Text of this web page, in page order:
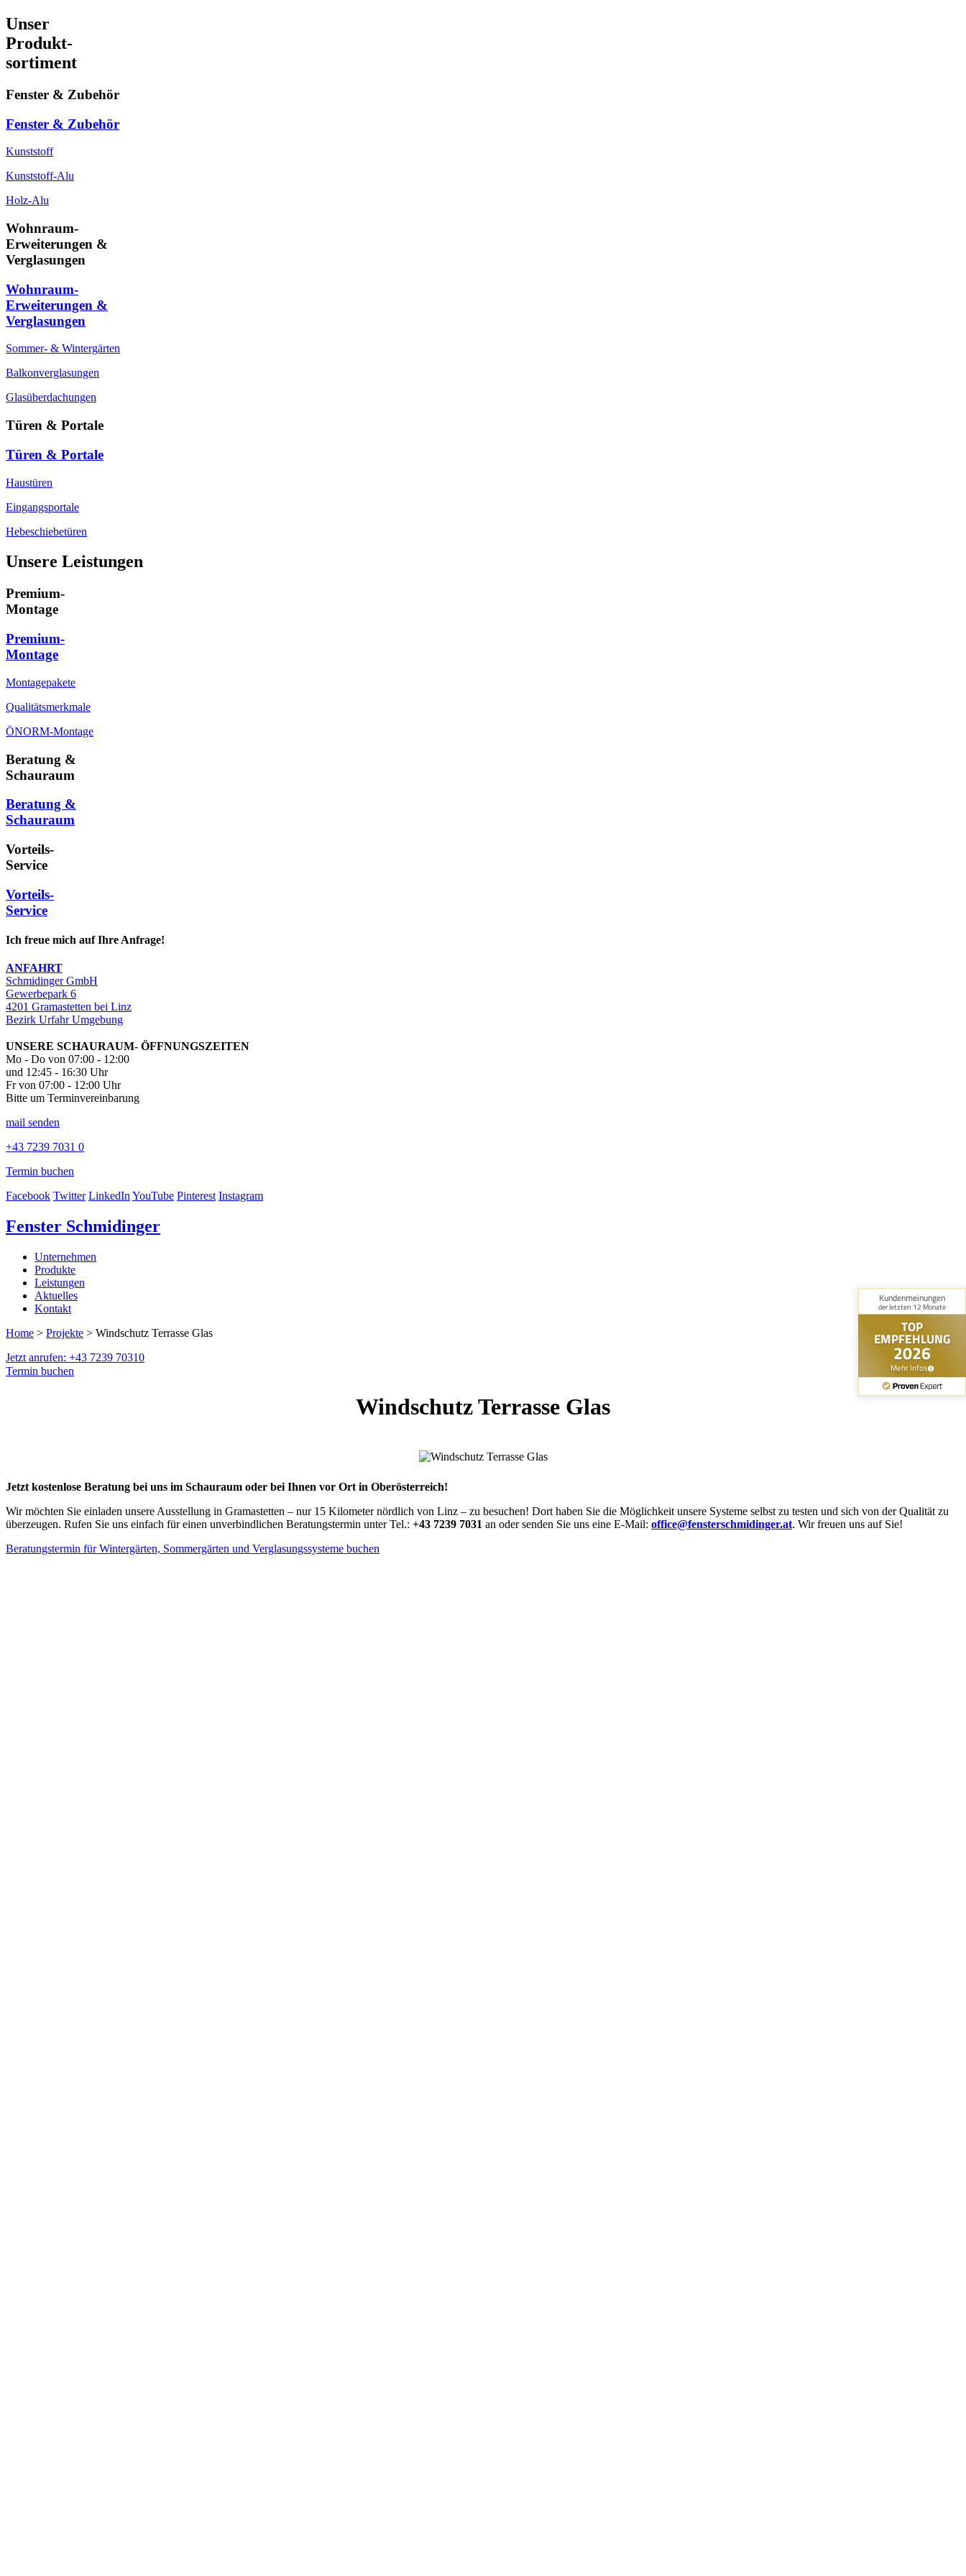
Unser
Produkt-
sortiment
Fenster & Zubehör
Fenster & Zubehör
Kunststoff
Kunststoff-Alu
Holz-Alu
Wohnraum-
Erweiterungen &
Verglasungen
Wohnraum-
Erweiterungen &
Verglasungen
Sommer- & Wintergärten
Balkonverglasungen
Glasüberdachungen
Türen & Portale
Türen & Portale
Haustüren
Eingangsportale
Hebeschiebetüren
Unsere Leistungen
Premium-
Montage
Premium-
Montage
Montagepakete
Qualitätsmerkmale
ÖNORM-Montage
Beratung &
Schauraum
Beratung &
Schauraum
Vorteils-
Service
Vorteils-
Service
Ich freue mich auf Ihre Anfrage!
ANFAHRT
Schmidinger GmbH
Gewerbepark 6
4201 Gramastetten bei Linz
Bezirk Urfahr Umgebung
UNSERE SCHAURAUM- ÖFFNUNGSZEITEN
Mo - Do von 07:00 - 12:00
und 12:45 - 16:30 Uhr
Fr von 07:00 - 12:00 Uhr
Bitte um Terminvereinbarung
mail senden
+43 7239 7031 0
Termin buchen
Facebook Twitter LinkedInYouTube Pinterest Instagram
Fenster Schmidinger
Unternehmen
Produkte
Leistungen
Aktuelles
Kontakt
Home > Projekte > Windschutz Terrasse Glas
Jetzt anrufen: +43 7239 70310
Termin buchen
Windschutz Terrasse Glas
Jetzt kostenlose Beratung bei uns im Schauraum oder bei Ihnen vor Ort in Oberösterreich!
Wir möchten Sie einladen unsere Ausstellung in Gramastetten – nur 15 Kilometer nördlich von Linz – zu besuchen! Dort haben Sie die Möglichkeit unsere Systeme selbst zu testen und sich von der Qualität zu
überzeugen. Rufen Sie uns einfach für einen unverbindlichen Beratungstermin unter Tel.: +43 7239 7031 an oder senden Sie uns eine E-Mail: office@fensterschmidinger.at. Wir freuen uns auf Sie!
Beratungstermin für Wintergärten, Sommergärten und Verglasungssysteme buchen